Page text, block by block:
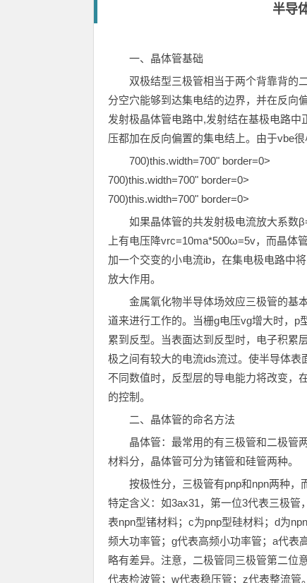
半导
一、晶体管基础
双极结型三极管相当于两个背靠背的
分空穴能够到达集电结的边界，并在反向
发射极晶体管电路中,发射结在基极电路
压都加在反向偏置的集电结上。由于vbe
700)this.width=700" border=0>
700)this.width=700" border=0>
700)this.width=700" border=0>
如果晶体管的共发射极电流放大系数
上有电压降vrc=10ma*500ω=5v，而晶体
加一个交变的小电流ib，在集电极电路中
放大作用。
金属氧化物半导体场效应三极管的基
道来进行工作的。当栅g电压vg增大时，p
累到反型。当表面达到反型时，电子积累
极之间有较大的电流ids流过。使半导体
不同数值时，反型层的导电能力将改变，
的控制。
二、晶体管的命名方法
晶体管：最常用的有三极管和二极管
材料分，晶体管可分为锗管和硅管两种。
按极性分，三极管有pnp和npn两种
特定含义：如3ax31，第一位3代表三极
表npn型锗材料；c为pnp型硅材料；d为
频大功率管；g代表高频小功率管；a代表
略有差异。注意，二极管同三极管第二位
代表检波管；w代表稳压管；z代表整流